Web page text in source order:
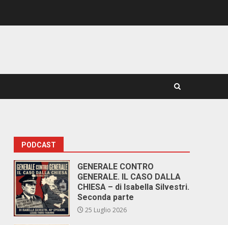
PODCAST
GENERALE CONTRO
GENERALE. IL CASO DALLA
CHIESA – di Isabella Silvestri.
Seconda parte
25 Luglio 2026